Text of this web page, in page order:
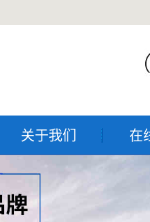
关于我们 在